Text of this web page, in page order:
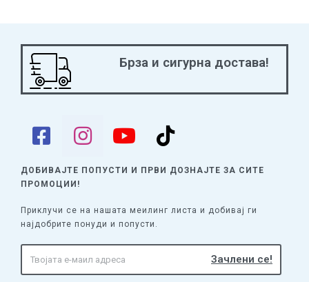
Брза и сигурна достава!
ДОБИВАЈТЕ ПОПУСТИ И ПРВИ ДОЗНАЈТЕ ЗА СИТЕ
ПРОМОЦИИ!
Приклучи се на нашата меилинг листа и добивај ги
најдобрите понуди и попусти.